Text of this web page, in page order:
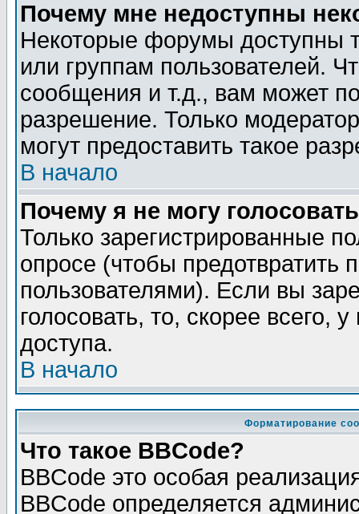
Почему мне недоступны
Некоторые форумы доступны
или группам пользователей.
сообщения и т.д., вам может
разрешение. Только
могут предоставить такое
В начало
Почему я не могу
Только зарегистрированные
опросе (чтобы предотвратить
пользователями). Если вы
голосовать, то, скорее всего,
доступа.
В начало
Форматирование
Что такое BBCode?
BBCode это особая
BBCode определяется